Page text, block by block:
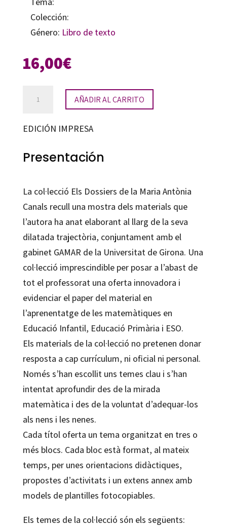
Colección:
Género: Libro de texto
16,00€
cantidad
AÑADIR AL CARRITO
EDICIÓN IMPRESA
Presentación
La col·lecció Els Dossiers de la Maria Antònia
Canals recull una mostra dels materials que
l’autora ha anat elaborant al llarg de la seva
dilatada trajectòria, conjuntament amb el
gabinet GAMAR de la Universitat de Girona. Una
col·lecció imprescindible per posar a l’abast de
tot el professorat una oferta innovadora i
evidenciar el paper del material en
l’aprenentatge de les matemàtiques en
Educació Infantil, Educació Primària i ESO.
Els materials de la col·lecció no pretenen donar
resposta a cap currículum, ni oficial ni personal.
Només s’han escollit uns temes clau i s’han
intentat aprofundir des de la mirada
matemàtica i des de la voluntat d’adequar-los
als nens i les nenes.
Cada títol oferta un tema organitzat en tres o
més blocs. Cada bloc està format, al mateix
temps, per unes orientacions didàctiques,
propostes d’activitats i un extens annex amb
models de plantilles fotocopiables.
Els temes de la col·lecció són els següents: